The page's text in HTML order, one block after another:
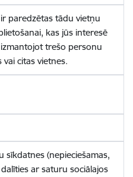
paredzētas tādu vietņu
kas jūs interesē
trešo personu
vai citas vietnes.
sīkdatnes (nepieciešamas,
ar saturu sociālajos